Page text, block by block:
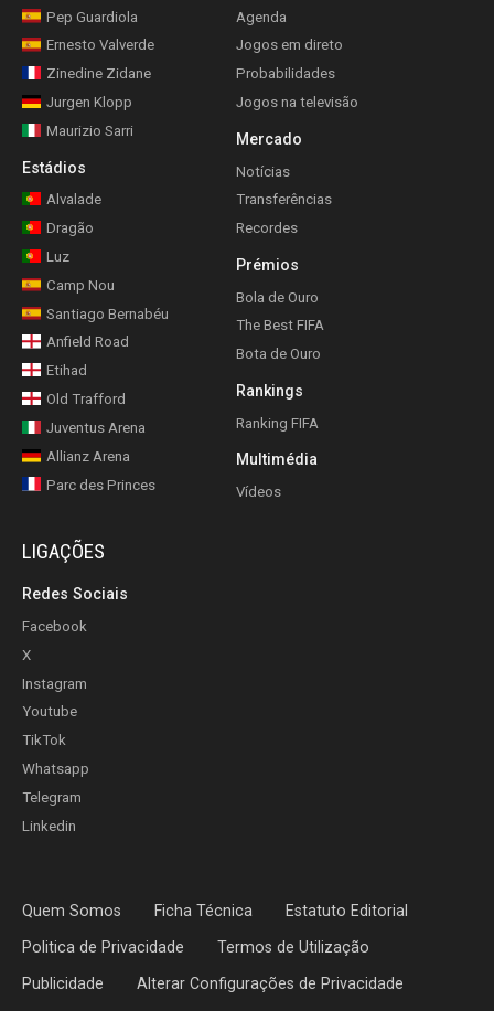
Pep Guardiola
Ernesto Valverde
Zinedine Zidane
Jurgen Klopp
Maurizio Sarri
Estádios
Alvalade
Dragão
Luz
Camp Nou
Santiago Bernabéu
Anfield Road
Etihad
Old Trafford
Juventus Arena
Allianz Arena
Parc des Princes
Agenda
Jogos em direto
Probabilidades
Jogos na televisão
Mercado
Notícias
Transferências
Recordes
Prémios
Bola de Ouro
The Best FIFA
Bota de Ouro
Rankings
Ranking FIFA
Multimédia
Vídeos
LIGAÇÕES
Redes Sociais
Facebook
X
Instagram
Youtube
TikTok
Whatsapp
Telegram
Linkedin
Quem Somos Ficha Técnica Estatuto Editorial
Politica de Privacidade Termos de Utilização
Publicidade Alterar Configurações de Privacidade